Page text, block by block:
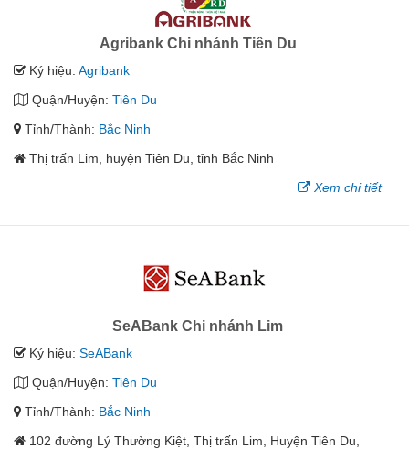
Agribank Chi nhánh Tiên Du
Ký hiệu: Agribank
Quận/Huyện: Tiên Du
Tỉnh/Thành: Bắc Ninh
Thị trấn Lim, huyện Tiên Du, tỉnh Bắc Ninh
Xem chi tiết
SeABank Chi nhánh Lim
Ký hiệu: SeABank
Quận/Huyện: Tiên Du
Tỉnh/Thành: Bắc Ninh
102 đường Lý Thường Kiệt, Thị trấn Lim, Huyện Tiên Du,